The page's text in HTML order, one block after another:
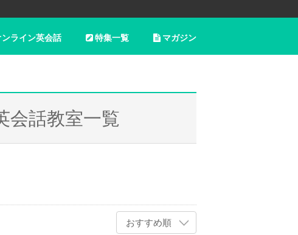
マガジン
特集一覧
ンライン英会話
会話教室一覧
おすすめ順